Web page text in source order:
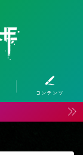
コンテンツ